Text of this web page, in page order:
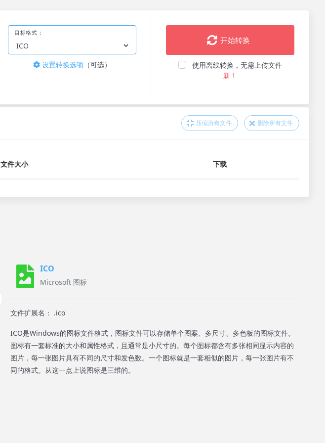
目标格式：
设置转换选项 （可选）
开始转换
使用离线转换，无需上传文件
新！
压缩所有文件 删除所有文件
文件大小 下载
ICO
Microsoft 图标
文件扩展名： .ico
ICO是Windows的图标文件格式，图标文件可以存储单个图案、多尺寸、多色板的图标文件。
图标有一套标准的大小和属性格式，且通常是小尺寸的。每个图标都含有多张相同显示内容的
图片，每一张图片具有不同的尺寸和发色数。一个图标就是一套相似的图片，每一张图片有不
同的格式。从这一点上说图标是三维的。